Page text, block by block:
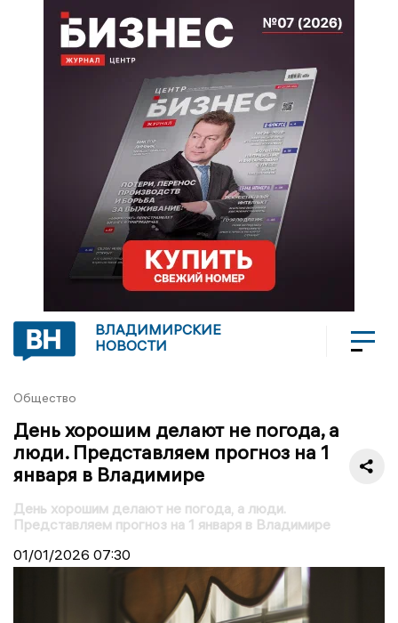
ВЛАДИМИРСКИЕ
НОВОСТИ
Общество
День хорошим делают не погода, а
люди. Представляем прогноз на 1
января в Владимире
День хорошим делают не погода, а люди.
Представляем прогноз на 1 января в Владимире
01/01/2026 07:30